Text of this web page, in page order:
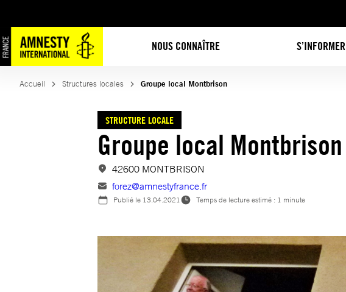
NOUS CONNAÎTRE S’INFORMER
au
contenu
Accueil Structures locales Groupe local Montbrison
STRUCTURE LOCALE
Groupe local Montbrison
42600 MONTBRISON
forez@amnestyfrance.fr
Publié le 13.04.2021 Temps de lecture estimé : 1 minute